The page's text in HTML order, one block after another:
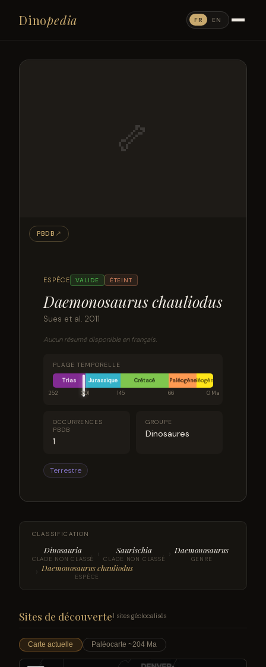
Dinopedia FR EN
ESPÈCE VALIDE ÉTEINT
Daemonosaurus chauliodus
Sues et al. 2011
Aucun résumé disponible en français.
PLAGE TEMPORELLE
Trias Jurassique Crétacé PaléogèneNéogène
252
201 145 66 0 Ma
OCCURRENCES
PBDB
1
GROUPE
Dinosaures
Terrestre
🦴
PBDB ↗
CLASSIFICATION
Dinosauria
CLADE NON CLASSÉ › Saurischia
CLADE NON CLASSÉ › Daemonosaurus
GENRE
› Daemonosaurus chauliodus
ESPÈCE
Sites de découverte1 sites géolocalisés
Carte actuelle Paléocarte ~204 Ma